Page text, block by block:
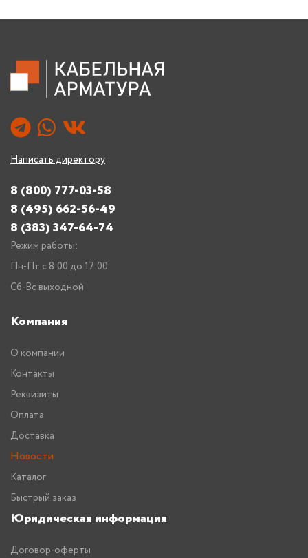
Написать директору
8 (800) 777-03-58
8 (495) 662-56-49
8 (383) 347-64-74
Режим работы:
Пн-Пт с 8:00 до 17:00
Сб-Вс выходной
Компания
О компании
Контакты
Реквизиты
Оплата
Доставка
Новости
Каталог
Быстрый заказ
Юридическая информация
Договор-оферты